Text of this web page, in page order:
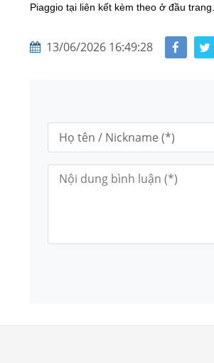
Piaggio tại liên kết kèm theo ở đầu trang.
13/06/2026 16:49:28